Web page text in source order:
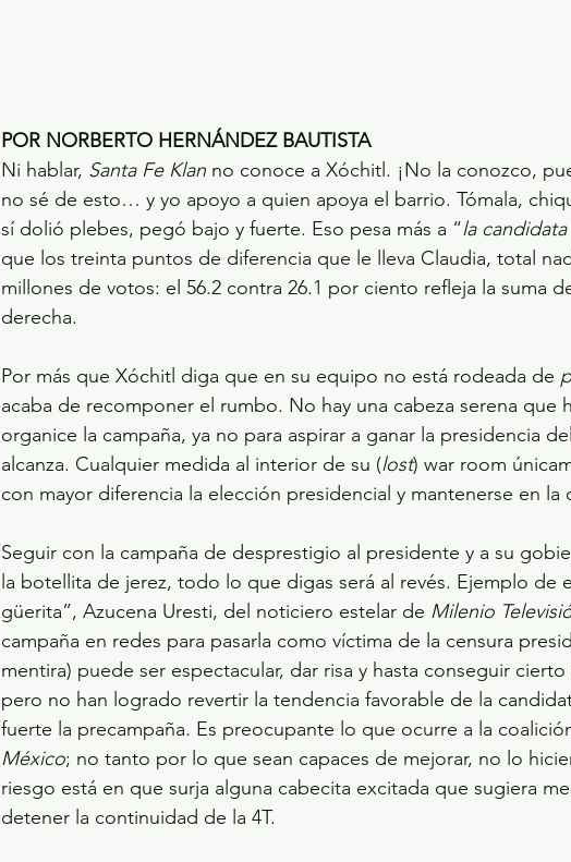
POR NORBERTO HERNÁNDEZ BAUTISTA
Ni hablar, Santa Fe Klan no conoce a Xóchitl. ¡No la conozco,
no sé de esto… y yo apoyo a quien apoya el barrio. Tómala,
sí dolió plebes, pegó bajo y fuerte. Eso pesa más a “la
que los treinta puntos de diferencia que le lleva Claudia, total
millones de votos: el 56.2 contra 26.1 por ciento refleja la suma
derecha.
Por más que Xóchitl diga que en su equipo no está rodeada de
acaba de recomponer el rumbo. No hay una cabeza serena que
organice la campaña, ya no para aspirar a ganar la presidencia
alcanza. Cualquier medida al interior de su (lost) war room
con mayor diferencia la elección presidencial y mantenerse en
Seguir con la campaña de desprestigio al presidente y a su
la botellita de jerez, todo lo que digas será al revés. Ejemplo de
güerita”, Azucena Uresti, del noticiero estelar de Milenio
campaña en redes para pasarla como víctima de la censura
mentira) puede ser espectacular, dar risa y hasta conseguir
pero no han logrado revertir la tendencia favorable de la
fuerte la precampaña. Es preocupante lo que ocurre a la
México; no tanto por lo que sean capaces de mejorar, no lo
riesgo está en que surja alguna cabecita excitada que sugiera
detener la continuidad de la 4T.